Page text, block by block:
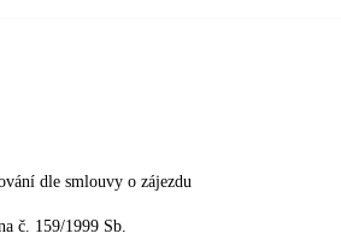
dle smlouvy o zájezdu
č. 159/1999 Sb.